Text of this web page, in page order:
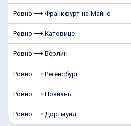
Ровно ⟶ Франкфурт-на-Майне
Ровно ⟶ Катовице
Ровно ⟶ Берлин
Ровно ⟶ Регенсбург
Ровно ⟶ Познань
Ровно ⟶ Дортмунд